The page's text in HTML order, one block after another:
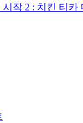
작 2 : 치킨 티카